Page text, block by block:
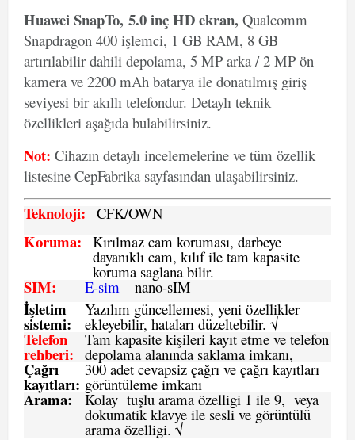
Huawei SnapTo, 5.0 inç HD ekran, Qualcomm
Snapdragon 400 işlemci, 1 GB RAM, 8 GB
artırılabilir dahili depolama, 5 MP arka / 2 MP ön
kamera ve 2200 mAh batarya ile donatılmış giriş
seviyesi bir akıllı telefondur. Detaylı teknik
özellikleri aşağıda bulabilirsiniz.
Not: Cihazın detaylı incelemelerine ve tüm özellik
listesine CepFabrika sayfasından ulaşabilirsiniz.
Teknoloji: CFK/OWN
Koruma: Kırılmaz cam koruması, darbeye
dayanıklı cam, kılıf ile tam kapasite
koruma saglana bilir.
SIM: E-sim – nano-sIM
İşletim
sistemi:
Yazılım güncellemesi, yeni özellikler
ekleyebilir, hataları düzeltebilir. √
Telefon
rehberi:
Tam kapasite kişileri kayıt etme ve telefon
depolama alanında saklama imkanı,
Çağrı
kayıtları:
300 adet cevapsiz çağrı ve çağrı kayıtları
görüntüleme imkanı
Arama: Kolay tuşlu arama özelligi 1 ile 9, veya
dokumatik klavye ile sesli ve görüntülü
arama özelligi. √